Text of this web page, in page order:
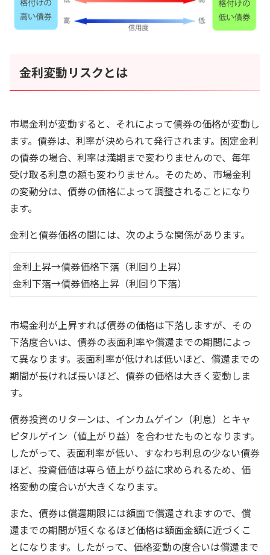
金利変動リスクとは
市場金利が変動すると、それによって債券の価格が変動し
ます。債券は、利率が決められて発行されます。固定金利
の債券の場合、利率は満期まで変わりませんので、毎年
受け取る利息の額も変わりません。そのため、市場金利
の変動分は、債券の価格によって調整されることになり
ます。
金利と債券価格の間には、次のような関係があります。
金利上昇→債券価格下落（利回り上昇）
金利下落→債券価格上昇（利回り下落）
市場金利が上昇すれば債券の価格は下落しますが、その
下落度合いは、債券の表面利率や償還までの期間によっ
て異なります。表面利率が低ければ低いほど、償還までの
期間が長ければ長いほど、債券の価格は大きく変動しま
す。
債券投資のリターンは、インカムゲイン（利息）とキャ
ピタルゲイン（値上がり益）を合わせたものとなります。
したがって、表面利率が低い、すなわち利息の少ない債券
ほど、投資価値は専ら値上がり益に求められるため、価
格変動の度合いが大きくなります。
また、債券は償還期限には額面で償還されますので、償
還までの期間が短くなるほど価格は額面金額に近づくこ
とになります。したがって、価格変動の度合いは償還まで